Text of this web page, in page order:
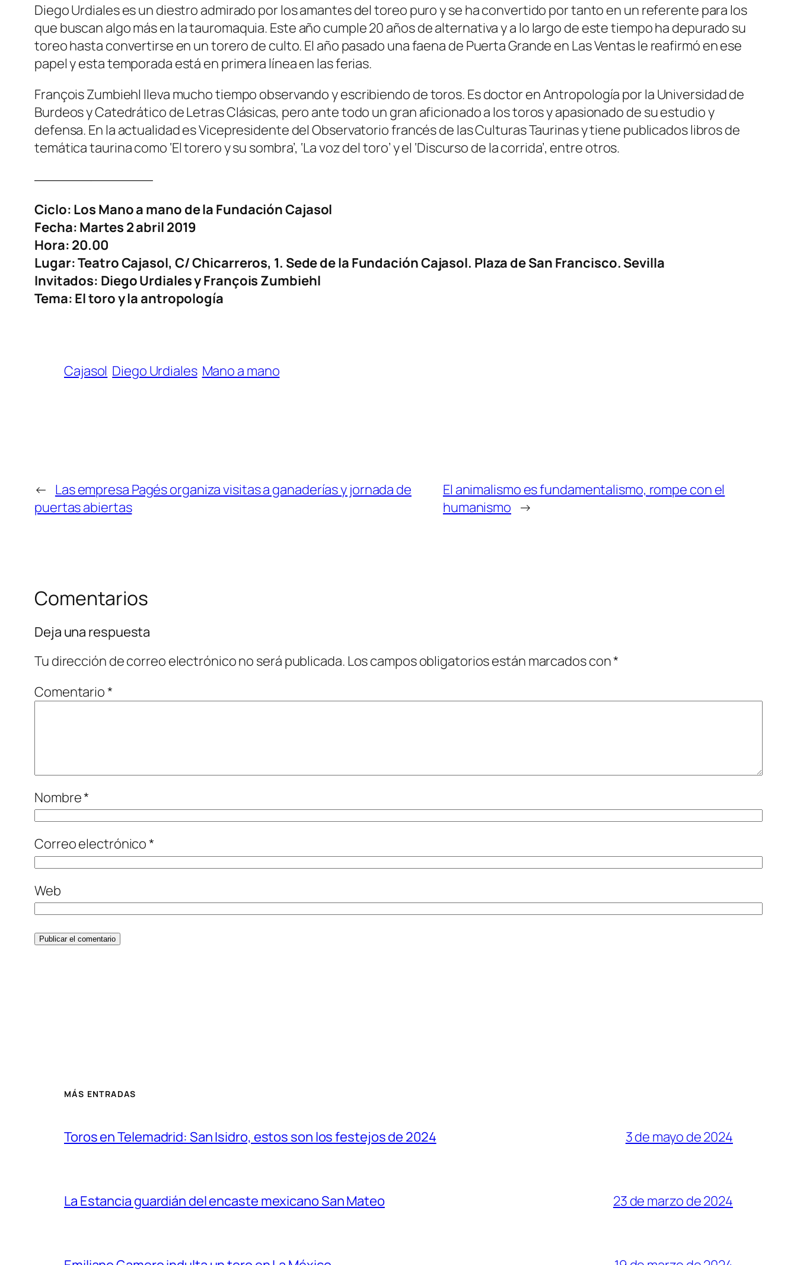
Diego Urdiales es un diestro admirado por los amantes del toreo puro y se ha convertido por tanto en un referente para los
que buscan algo más en la tauromaquia. Este año cumple 20 años de alternativa y a lo largo de este tiempo ha depurado su
toreo hasta convertirse en un torero de culto. El año pasado una faena de Puerta Grande en Las Ventas le reafirmó en ese
papel y esta temporada está en primera línea en las ferias.
François Zumbiehl lleva mucho tiempo observando y escribiendo de toros. Es doctor en Antropología por la Universidad de
Burdeos y Catedrático de Letras Clásicas, pero ante todo un gran aficionado a los toros y apasionado de su estudio y
defensa. En la actualidad es Vicepresidente del Observatorio francés de las Culturas Taurinas y tiene publicados libros de
temática taurina como ‘El torero y su sombra’, ‘La voz del toro’ y el ‘Discurso de la corrida’, entre otros.
————————————–
Ciclo: Los Mano a mano de la Fundación Cajasol
Fecha: Martes 2 abril 2019
Hora: 20.00
Lugar: Teatro Cajasol, C/ Chicarreros, 1. Sede de la Fundación Cajasol. Plaza de San Francisco. Sevilla
Invitados: Diego Urdiales y François Zumbiehl
Tema: El toro y la antropología
Cajasol Diego Urdiales Mano a mano
← Las empresa Pagés organiza visitas a ganaderías y jornada de
puertas abiertas
El animalismo es fundamentalismo, rompe con el
humanismo →
Comentarios
Deja una respuesta
Tu dirección de correo electrónico no será publicada. Los campos obligatorios están marcados con*
Comentario*
Nombre*
Correo electrónico*
Web
MÁS ENTRADAS
Toros en Telemadrid: San Isidro, estos son los festejos de 2024 3 de mayo de 2024
La Estancia guardián del encaste mexicano San Mateo 23 de marzo de 2024